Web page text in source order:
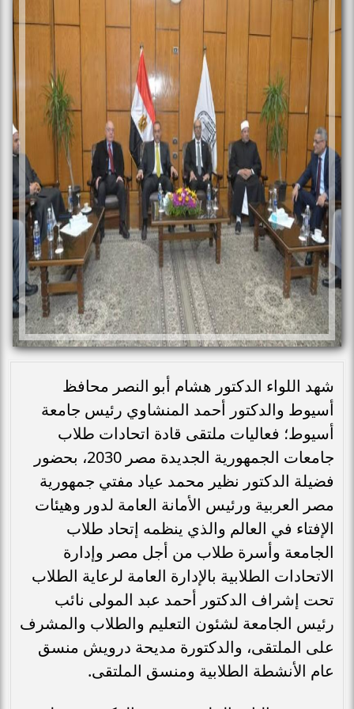
شهد اللواء الدكتور هشام أبو النصر محافظ
أسيوط والدكتور أحمد المنشاوي رئيس جامعة
أسيوط؛ فعاليات ملتقى قادة اتحادات طلاب
جامعات الجمهورية الجديدة مصر 2030، بحضور
فضيلة الدكتور نظير محمد عياد مفتي جمهورية
مصر العربية ورئيس الأمانة العامة لدور وهيئات
الإفتاء في العالم والذي ينظمه إتحاد طلاب
الجامعة وأسرة طلاب من أجل مصر وإدارة
الاتحادات الطلابية بالإدارة العامة لرعاية الطلاب
تحت إشراف الدكتور أحمد عبد المولى نائب
رئيس الجامعة لشئون التعليم والطلاب والمشرف
على الملتقى، والدكتورة مديحة درويش منسق
عام الأنشطة الطلابية ومنسق الملتقى.